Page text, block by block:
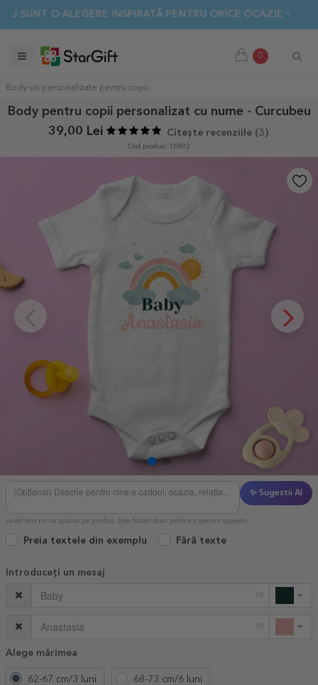
O ALEGERE INSPIRATĂ PENTRU ORICE OCAZIE 👈
0
Body-uri personalizate pentru copii
Body pentru copii personalizat cu nume - Curcubeu
39,00 Lei
Citește recenziile (3 )
Cod produs: 15892
✨ Sugestii AI
Acest text nu va apărea pe produs. Este folosit doar pentru a genera sugestii.
Preia textele din exemplu Fără texte
Introduceți un mesaj
10
10
Alege mărimea
62-67 cm/3 luni 68-73 cm/6 luni